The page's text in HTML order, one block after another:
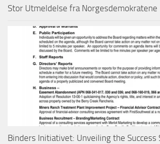
Stor Utmeldelse fra Norgesdemokratene
Binders Initiativet: Unveiling the Success